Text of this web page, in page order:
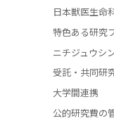
日本獣医生命
特色ある研究
ニチジュウシ
受託・共同研
大学間連携
公的研究費の